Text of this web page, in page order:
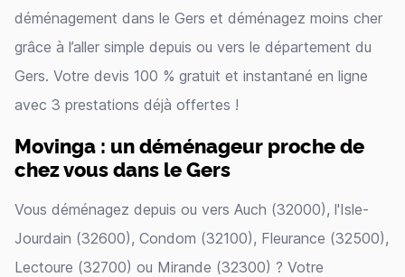
déménagement dans le Gers et déménagez moins cher
grâce à l’aller simple depuis ou vers le département du
Gers. Votre devis 100 % gratuit et instantané en ligne
avec 3 prestations déjà offertes !
Movinga : un déménageur proche de
chez vous dans le Gers
Vous déménagez depuis ou vers Auch (32000), l'Isle-
Jourdain (32600), Condom (32100), Fleurance (32500),
Lectoure (32700) ou Mirande (32300) ? Votre